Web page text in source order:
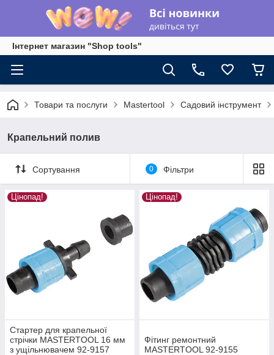
Інтернет магазин "Shop tools"
Товари та послуги Mastertool Садовий інструмент
Крапельний полив
Сортування 0 Фільтри
Цінопад!
Стартер для крапельної
стрічки MASTERTOOL 16 мм
з ущільнювачем 92-9157
Цінопад!
Фітинг ремонтний
MASTERTOOL 92-9155